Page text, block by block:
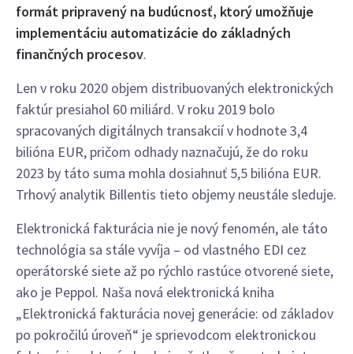
formát pripravený na budúcnosť, ktorý umožňuje
implementáciu automatizácie do základných
finančných procesov.
Len v roku 2020 objem distribuovaných elektronických
faktúr presiahol 60 miliárd. V roku 2019 bolo
spracovaných digitálnych transakcií v hodnote 3,4
bilióna EUR, pričom odhady naznačujú, že do roku
2023 by táto suma mohla dosiahnuť 5,5 bilióna EUR.
Trhový analytik Billentis tieto objemy neustále sleduje.
Elektronická fakturácia nie je nový fenomén, ale táto
technológia sa stále vyvíja – od vlastného EDI cez
operátorské siete až po rýchlo rastúce otvorené siete,
ako je Peppol. Naša nová elektronická kniha
„Elektronická fakturácia novej generácie: od základov
po pokročilú úroveň“ je sprievodcom elektronickou